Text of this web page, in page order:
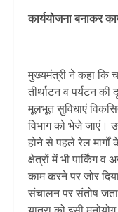
कार्ययोजना बनाकर
मुख्यमंत्री ने कहा कि
तीर्थाटन व पर्यटन की
मूलभूत सुविधाएं
विभाग को भेजे जाएं।
होने से पहले रेल
क्षेत्रों में भी पार्किंग
काम करने पर जोर
संचालन पर संतोष